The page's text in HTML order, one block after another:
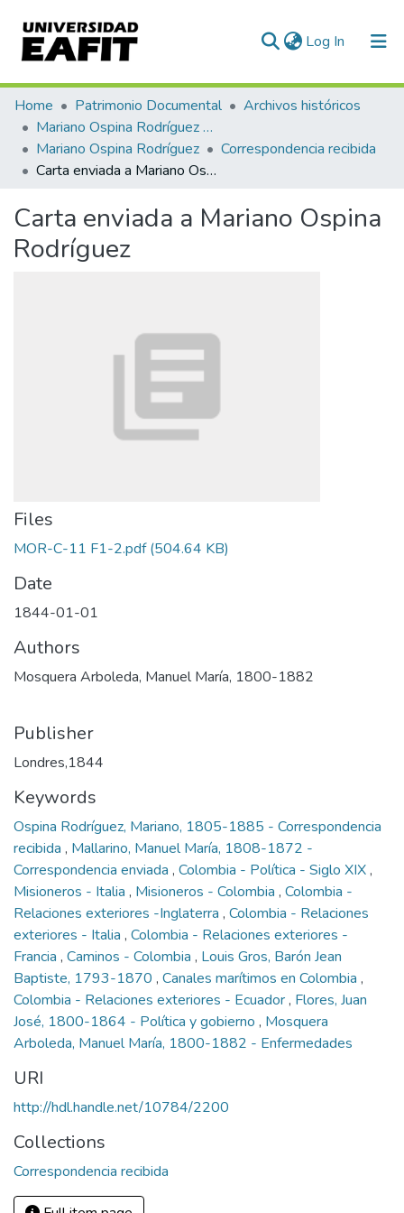
Log In (current)
Communities & Collections
All of DSpace
Statistics
Home Patrimonio Documental
Archivos históricos
Mariano Ospina Rodríguez (1826 -1912)
Mariano Ospina Rodríguez
Correspondencia recibida
Carta enviada a Mariano Ospina Rodríguez
Carta enviada a Mariano Ospina
Rodríguez
Files
MOR-C-11 F1-2.pdf(504.64 KB)
Date
1844-01-01
Authors
Mosquera Arboleda, Manuel María, 1800-1882
Publisher
Londres,1844
Keywords
Ospina Rodríguez, Mariano, 1805-1885 - Correspondencia
recibida , Mallarino, Manuel María, 1808-1872 -
Correspondencia enviada , Colombia - Política - Siglo XIX,
Misioneros - Italia , Misioneros - Colombia , Colombia -
Relaciones exteriores -Inglaterra , Colombia - Relaciones
exteriores - Italia , Colombia - Relaciones exteriores -
Francia , Caminos - Colombia , Louis Gros, Barón Jean
Baptiste, 1793-1870 , Canales marítimos en Colombia ,
Colombia - Relaciones exteriores - Ecuador, Flores, Juan
José, 1800-1864 - Política y gobierno , Mosquera
Arboleda, Manuel María, 1800-1882 - Enfermedades
URI
http://hdl.handle.net/10784/2200
Collections
Correspondencia recibida